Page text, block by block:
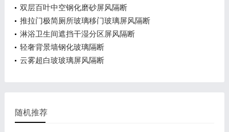
双层百叶中空钢化磨砂屏风隔断
推拉门极简厕所玻璃移门玻璃屏风隔断
淋浴卫生间遮挡干湿分区屏风隔断
轻奢背景墙钢化玻璃隔断
云雾超白玻玻璃屏风隔断
随机推荐